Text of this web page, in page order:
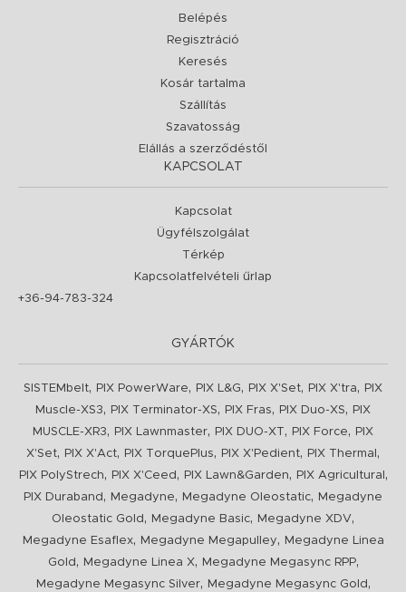
Belépés
Regisztráció
Keresés
Kosár tartalma
Szállítás
Szavatosság
Elállás a szerződéstől
KAPCSOLAT
Kapcsolat
Ügyfélszolgálat
Térkép
Kapcsolatfelvételi űrlap
+36-94-783-324
GYÁRTÓK
SISTEMbelt, PIX PowerWare, PIX L&G, PIX X'Set, PIX X'tra,
PIX
Muscle-XS3, PIX Terminator-XS, PIX Fras, PIX Duo-XS,
PIX
MUSCLE-XR3, PIX Lawnmaster, PIX DUO-XT , PIX Force,
PIX
X'Set, PIX X'Act, PIX TorquePlus, PIX X'Pedient, PIX Thermal ,
PIX PolyStrech, PIX X'Ceed , PIX Lawn&Garden, PIX Agricultural ,
PIX Duraband , Megadyne, Megadyne Oleostatic,
Megadyne
Oleostatic Gold , Megadyne Basic, Megadyne XDV,
Megadyne Esaflex, Megadyne Megapulley,
Megadyne Linea
Gold , Megadyne Linea X, Megadyne Megasync RPP,
Megadyne Megasync Silver, Megadyne Megasync Gold ,